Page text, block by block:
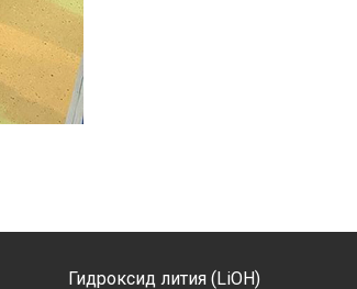
Гидроксид лития (LiOH)